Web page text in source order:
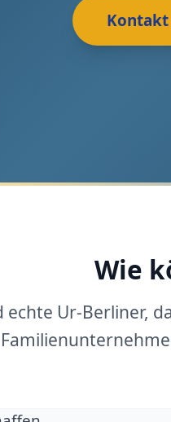
Wie
echte Ur-Berliner,